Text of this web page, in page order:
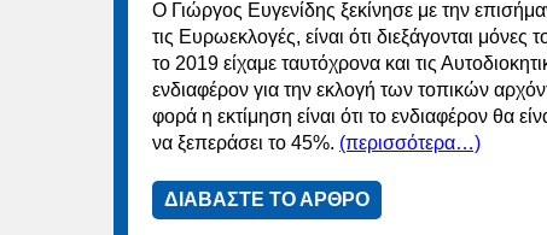
Ο Γιώργος Ευγενίδης ξεκίνησε με την
τις Ευρωεκλογές, είναι ότι διεξάγονται
το 2019 είχαμε ταυτόχρονα και τις
ενδιαφέρον για την εκλογή των τοπικών
φορά η εκτίμηση είναι ότι το ενδιαφέρον θα
να ξεπεράσει το 45%. (περισσότερα…)
ΔΙΑΒΑΣΤΕ ΤΟ ΑΡΘΡΟ